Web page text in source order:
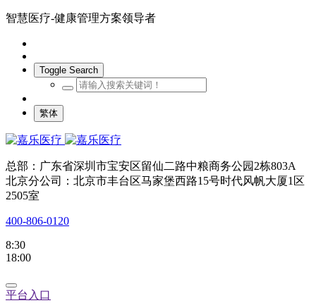
智慧医疗-健康管理方案领导者
Toggle Search
繁体
总部：广东省深圳市宝安区留仙二路中粮商务公园2栋803A
北京分公司：北京市丰台区马家堡西路15号时代风帆大厦1区
2505室
400-806-0120
8:30
18:00
平台入口